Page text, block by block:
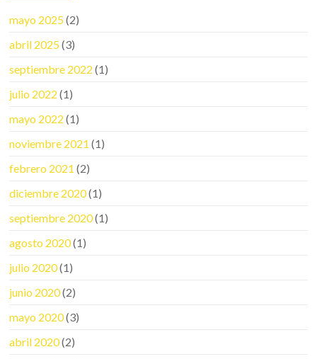
mayo 2025(2)
abril 2025(3)
septiembre 2022 (1)
julio 2022 (1)
mayo 2022 (1)
noviembre 2021 (1)
febrero 2021 (2)
diciembre 2020(1)
septiembre 2020(1)
agosto 2020(1)
julio 2020(1)
junio 2020(2)
mayo 2020(3)
abril 2020(2)